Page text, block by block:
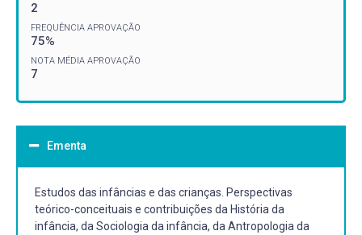
2
FREQUÊNCIA APROVAÇÃO
75%
NOTA MÉDIA APROVAÇÃO
7
Ementa
Estudos das infâncias e das crianças. Perspectivas
teórico-conceituais e contribuições da História da
infância, da Sociologia da infância, da Antropologia da